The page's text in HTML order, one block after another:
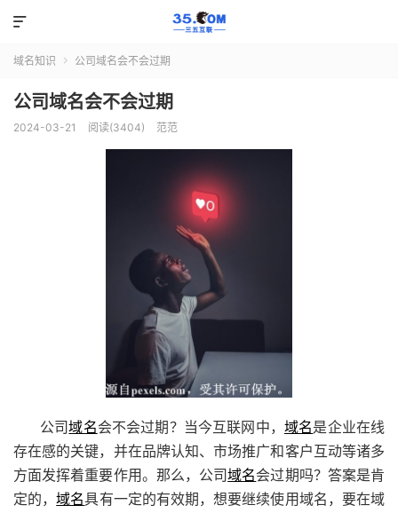

域名知识  公司域名会不会过期
公司域名会不会过期
2024-03-21 阅读(3404) 范范
公司域名会不会过期？当今互联网中， 域名是企业在线
存在感的关键，并在品牌认知、市场推广和客户互动等诸多
方面发挥着重要作用。那么，公司域名会过期吗？答案是肯
定的，域名具有一定的有效期，想要继续使用域名，要在域